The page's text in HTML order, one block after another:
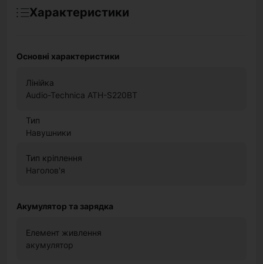
Характеристики
Основні характеристики
Лінійка
Audio-Technica ATH-S220BT
Тип
Навушники
Тип кріплення
Наголов'я
Акумулятор та зарядка
Елемент живлення
акумулятор